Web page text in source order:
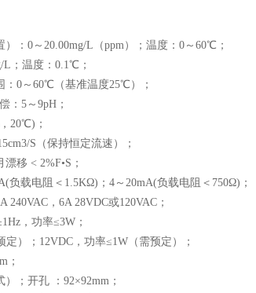
0～20.00mg/L（ppm）；温度：0～60℃；
；温度：0.1℃；
0～60℃（基准温度25℃）；
5～9pH；
20℃)；
S（保持恒定流速）；
移 < 2%F•S；
载电阻＜1.5KΩ)；4～20mA(负载电阻＜750Ω)；
，6A 28VDC或120VAC；
，功率≤3W；
）；12VDC，功率≤1W（需预定）；
；
；开孔 ：92×92mm；